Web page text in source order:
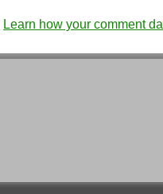
Learn how your comment